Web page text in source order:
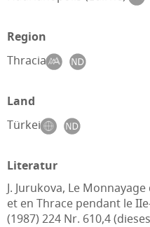
Region
Thracia
Land
Türkei
Literatur
J. Jurukova, Le
et en Thrace pendant le
(1987) 224 Nr. 610,4